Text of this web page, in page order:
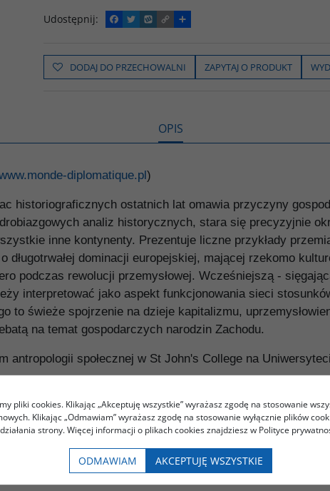
Udostępnij:
F
a
e
b
o
T
w
t
t
e
W
y
o
p
C
o
y
L
i
P
o
z
i
e
ę
DODAJ DO PRZECHOWALNI ZAPYTAJ O PRODUKT
OPIS
diplomatique.pl)
historiograficznych ostatnich lat omawia przyczyny
analiz historycznych, stara się precyzyjnie
inne kontynenty. Prezentuje liczne przykłady
długotrwałej dominacji europejskiej, mającej rzekomo
podczas rewolucji przemysłowej. Wcześniejszą -
interpretować jako aspekt funkcjonowania sieci
to świeże spojrzenie na dzieje kapitalizmu,
na temat gospodarczych narodzin Zachodu.
antropologii społecznej w St John's College na
Podobna tematyka
pliki cookies. Klikając „Akceptuję wszystkie” wyrażasz zgodę na stosowanie
Klikając „Odmawiam” wyrażasz zgodę na stosowanie wyłącznie plików
działania strony. Więcej informacji o plikach cookies znajdziesz w Polityce
ODMAWIAM AKCEPTUJĘ WSZYSTKIE